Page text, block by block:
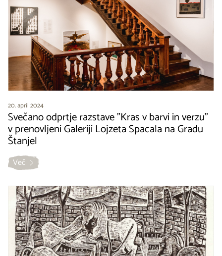
20. april 2024
Svečano odprtje razstave "Kras v barvi in verzu"
v prenovljeni Galeriji Lojzeta Spacala na Gradu
Štanjel
Več